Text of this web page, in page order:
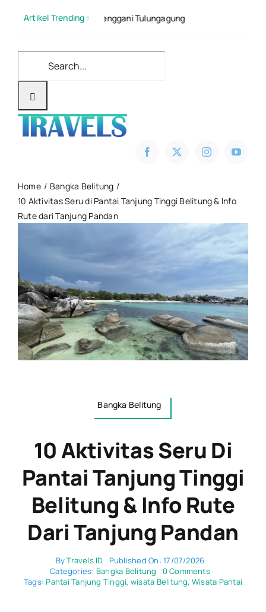
Artikel Trending :
Senggani Tulungagung
Home
Bangka Belitung
10 Aktivitas Seru di Pantai Tanjung Tinggi Belitung & Info
Rute dari Tanjung Pandan
Bangka Belitung
10 Aktivitas Seru Di
Pantai Tanjung Tinggi
Belitung & Info Rute
Dari Tanjung Pandan
ByTravels ID
Published On: 17/07/2026
Categories: Bangka Belitung 0 Commentson
10
Tags:Pantai Tanjung Tinggi, wisata Belitung, Wisata Pantai